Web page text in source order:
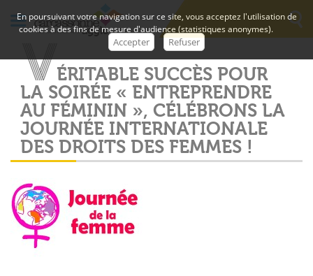
En poursuivant votre navigation sur ce site, vous acceptez l'utilisation de
cookies à des fins de mesure d'audience (statistiques anonymes).
Accepter Refuser
VÉRITABLE SUCCÈS POUR
LA SOIRÉE « ENTREPRENDRE
AU FÉMININ », CÉLÉBRONS LA
JOURNÉE INTERNATIONALE
DES DROITS DES FEMMES !